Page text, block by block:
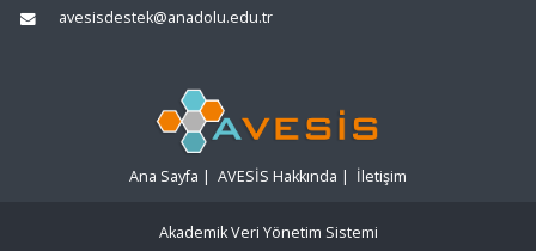
avesisdestek@anadolu.edu.tr
Ana Sayfa | AVESİS Hakkında | İletişim
Akademik Veri Yönetim Sistemi